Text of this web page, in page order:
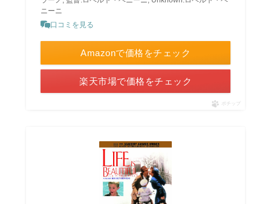
ニーニ
口コミを見る
Amazonで価格をチェック
楽天市場で価格をチェック
ポチップ